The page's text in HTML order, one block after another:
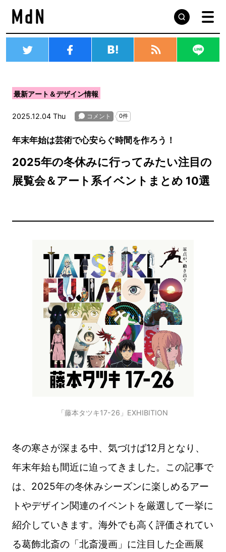
最新アート＆デザイン情報
2025.12.04 Thu
年末年始は芸術で心安らぐ時間を作ろう！
2025年の冬休みに行ってみたい注目の
展覧会＆アート系イベントまとめ 10選
「藤本タツキ17-26」EXHIBITION
冬の寒さが深まる中、気づけば12月となり、
年末年始も間近に迫ってきました。この記事で
は、2025年の冬休みシーズンに楽しめるアー
トやデザイン関連のイベントを厳選して一挙に
紹介していきます。海外でも高く評価されてい
る葛飾北斎の「北斎漫画」に注目した企画展